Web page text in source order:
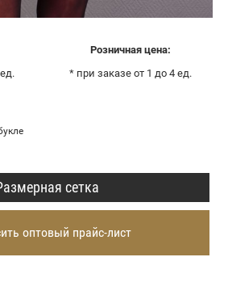
Розничная цена:
* при заказе от 1 до 4 ед.
сетка
оптовый прайс-лист